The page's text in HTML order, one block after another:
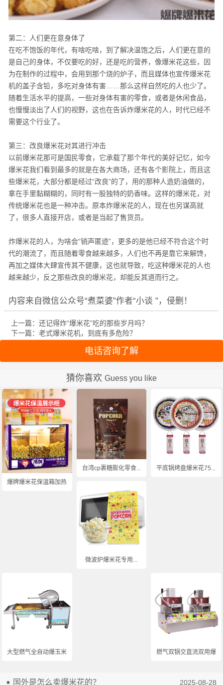
第二：人们更在意身体了
在吃不饱饭的年代，有啥吃啥，到了解决温饱之后，人们更在意的
是自己的身体，不仅要吃的好，还是吃的营养，像爆米花这些，因
为在制作的过程中，会用到那个烧的炉子，而且媒体也宣传爆米花
机的盖子含铅，多吃对身体有害……那么这样自然吃的人也少了。
随着生活水平的提高，一些对身体有害的零食，或者是休闲食品，
也慢慢淡出了人们的视野，这也在告诉炸爆米花的人，时代已经不
需要这个行业了。
第三：改良爆米花对其进行冲击
以前爆米花那可是国民零食，它承载了那个年代的美好记忆，如今
爆米花我们看到最多的就是在各大商场，还有各个影院上，而且这
些爆米花，大部分都是经过“改良”的了，用的那种人造奶油做的，
拿在手里黏糊糊的，同时有一股独特的奶香味。这样的爆米花，对
传统爆米花也是一种冲击。原本炸爆米花的人，现在也另谋高就
了，很多人直接开店，或者是当起了售货员。
炸爆米花的人，为啥会“销声匿迹”，更多的是他已经不符合这个时
代的潮流了，而且随着零食越来越多，人们也不再是靠它来解馋，
再加之媒体大肆宣传其不健康，这也就导致，吃这种爆米花的人也
越来越少，反之那些改良的爆米花，却能反其道而行之。
内容来自微信公众号“煮菜婆”作者“小谈 ”，侵删！
上一篇：还记得炸“爆米花”吃的那些岁月吗？
下一篇：​老式爆米花机，到底有多危险？
电话咨询了解
猜你喜欢 Guess you like
爆牌爆米花保温箱加热...
台湾cp裹糖膨化零食... 平底锅烤盘爆米花75...
微波炉爆米花专用...
大型燃气全自动爆玉米... 燃气双锅交直流双用爆...
国外是怎么卖爆米花的？ 2025-08-28